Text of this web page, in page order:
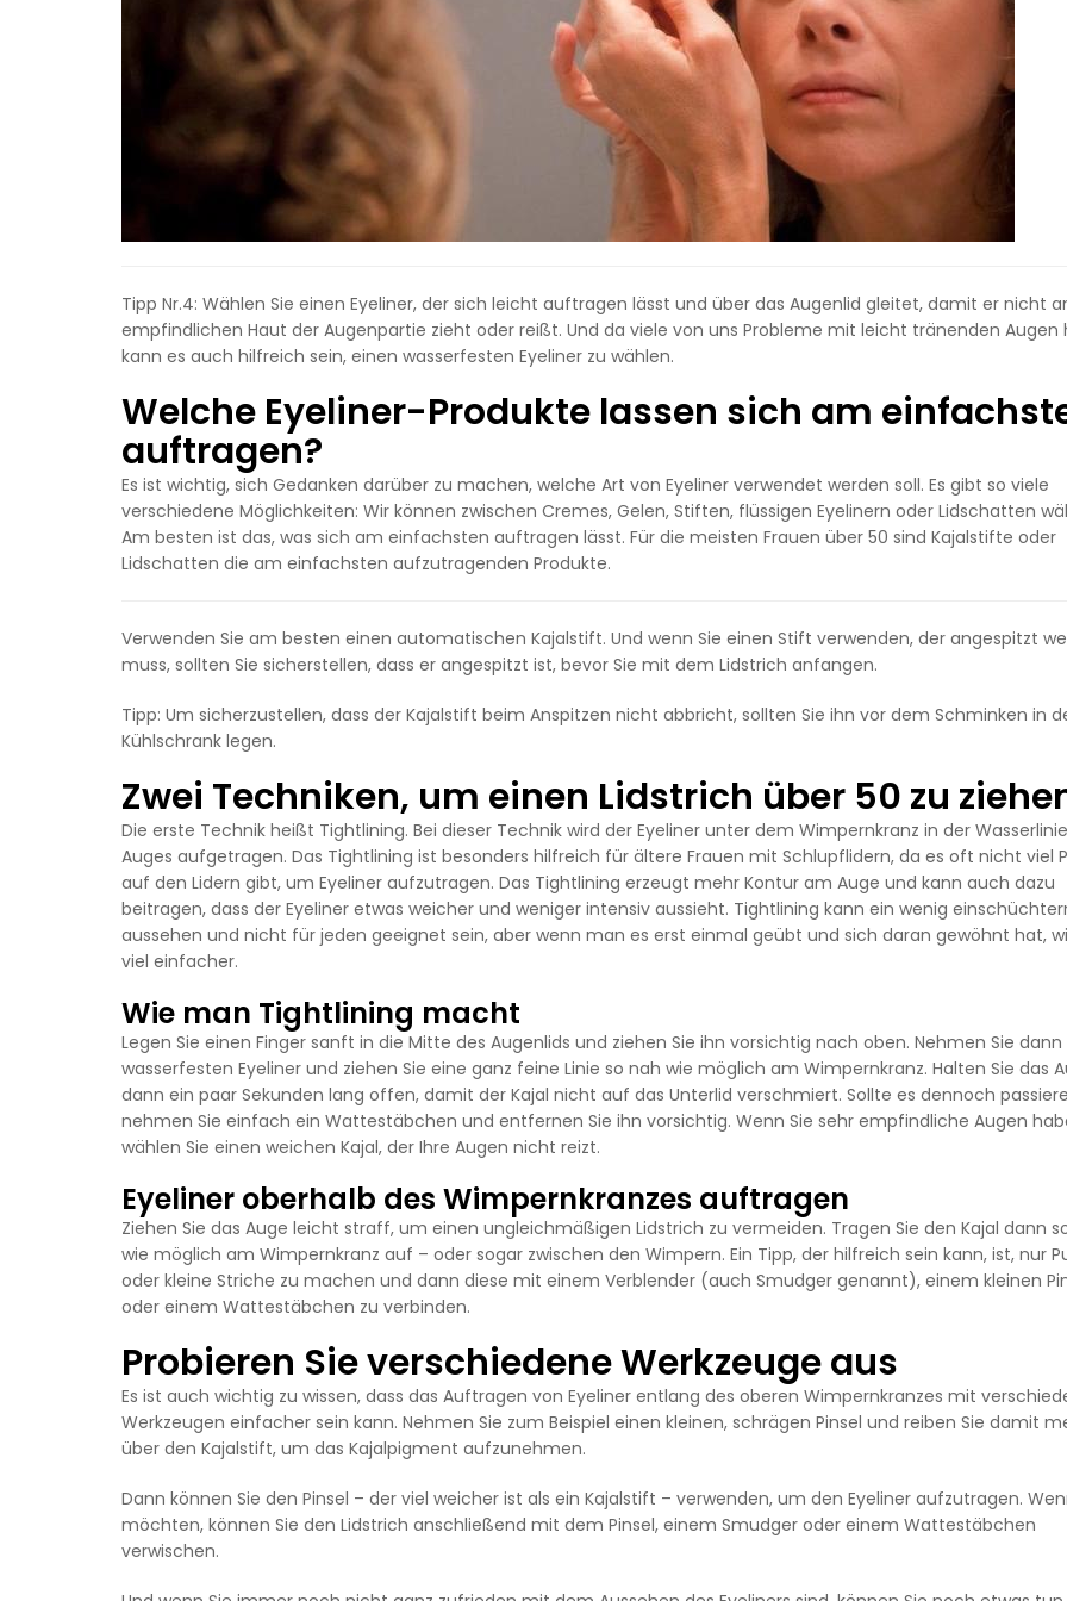
Tipp Nr.4: Wählen Sie einen Eyeliner, der sich leicht auftragen lässt und über das Augenlid gleitet, damit er nicht
empfindlichen Haut der Augenpartie zieht oder reißt. Und da viele von uns Probleme mit leicht tränenden Augen
kann es auch hilfreich sein, einen wasserfesten Eyeliner zu wählen.
Welche Eyeliner-Produkte lassen sich am
auftragen?
Es ist wichtig, sich Gedanken darüber zu machen, welche Art von Eyeliner verwendet werden soll. Es gibt so viele
verschiedene Möglichkeiten: Wir können zwischen Cremes, Gelen, Stiften, flüssigen Eyelinern oder Lidschatten
Am besten ist das, was sich am einfachsten auftragen lässt. Für die meisten Frauen über 50 sind Kajalstifte oder
Lidschatten die am einfachsten aufzutragenden Produkte.
Verwenden Sie am besten einen automatischen Kajalstift. Und wenn Sie einen Stift verwenden, der angespitzt
muss, sollten Sie sicherstellen, dass er angespitzt ist, bevor Sie mit dem Lidstrich anfangen.
Tipp: Um sicherzustellen, dass der Kajalstift beim Anspitzen nicht abbricht, sollten Sie ihn vor dem Schminken in
Kühlschrank legen.
Zwei Techniken, um einen Lidstrich über 50 zu
Die erste Technik heißt Tightlining. Bei dieser Technik wird der Eyeliner unter dem Wimpernkranz in der
Auges aufgetragen. Das Tightlining ist besonders hilfreich für ältere Frauen mit Schlupflidern, da es oft nicht viel
auf den Lidern gibt, um Eyeliner aufzutragen. Das Tightlining erzeugt mehr Kontur am Auge und kann auch dazu
beitragen, dass der Eyeliner etwas weicher und weniger intensiv aussieht. Tightlining kann ein wenig
aussehen und nicht für jeden geeignet sein, aber wenn man es erst einmal geübt und sich daran gewöhnt hat,
viel einfacher.
Wie man Tightlining macht
Legen Sie einen Finger sanft in die Mitte des Augenlids und ziehen Sie ihn vorsichtig nach oben. Nehmen Sie
wasserfesten Eyeliner und ziehen Sie eine ganz feine Linie so nah wie möglich am Wimpernkranz. Halten Sie das
dann ein paar Sekunden lang offen, damit der Kajal nicht auf das Unterlid verschmiert. Sollte es dennoch
nehmen Sie einfach ein Wattestäbchen und entfernen Sie ihn vorsichtig. Wenn Sie sehr empfindliche Augen
wählen Sie einen weichen Kajal, der Ihre Augen nicht reizt.
Eyeliner oberhalb des Wimpernkranzes auftragen
Ziehen Sie das Auge leicht straff, um einen ungleichmäßigen Lidstrich zu vermeiden. Tragen Sie den Kajal dann
wie möglich am Wimpernkranz auf – oder sogar zwischen den Wimpern. Ein Tipp, der hilfreich sein kann, ist, nur
oder kleine Striche zu machen und dann diese mit einem Verblender (auch Smudger genannt), einem kleinen
oder einem Wattestäbchen zu verbinden.
Probieren Sie verschiedene Werkzeuge aus
Es ist auch wichtig zu wissen, dass das Auftragen von Eyeliner entlang des oberen Wimpernkranzes mit
Werkzeugen einfacher sein kann. Nehmen Sie zum Beispiel einen kleinen, schrägen Pinsel und reiben Sie damit
über den Kajalstift, um das Kajalpigment aufzunehmen.
Dann können Sie den Pinsel – der viel weicher ist als ein Kajalstift – verwenden, um den Eyeliner aufzutragen.
möchten, können Sie den Lidstrich anschließend mit dem Pinsel, einem Smudger oder einem Wattestäbchen
verwischen.